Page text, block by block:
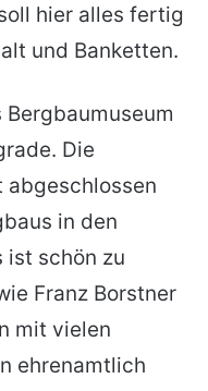
hier alles fertig
und Banketten.
Die
abgeschlossen
in den
ist schön zu
Franz Borstner
mit vielen
ehrenamtlich